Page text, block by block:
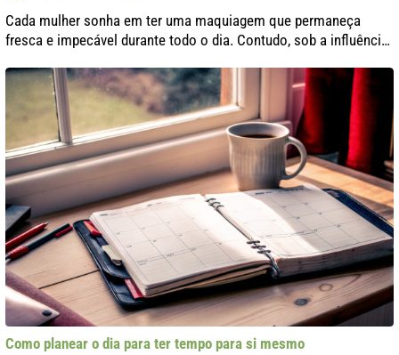
Cada mulher sonha em ter uma maquiagem que permaneça
fresca e impecável durante todo o dia. Contudo, sob a influência
aparência ideal pod..
Como planear o dia para ter tempo para si mesmo